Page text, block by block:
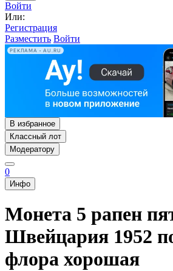
Войти
Или:
Регистрация
Разместить Войти
РЕКЛАМА • AU.RU
В избранное
Классный лот
Модератору
0
Инфо
Монета 5 рапен
Швейцария 1952
флора хорошая